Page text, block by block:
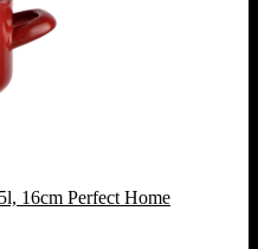
16cm Perfect Home